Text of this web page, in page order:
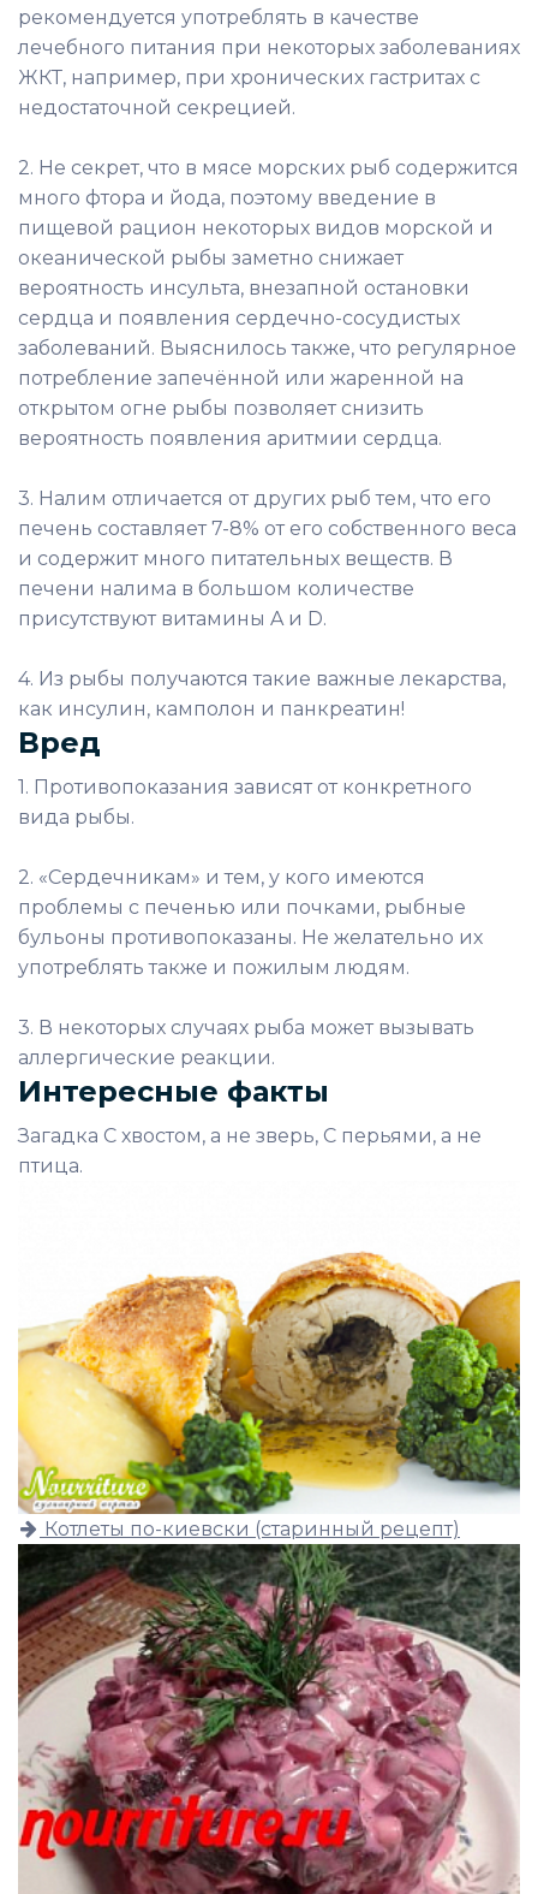
рекомендуется употреблять в качестве
лечебного питания при некоторых заболеваниях
ЖКТ, например, при хронических гастритах с
недостаточной секрецией.
2. Не секрет, что в мясе морских рыб содержится
много фтора и йода, поэтому введение в
пищевой рацион некоторых видов морской и
океанической рыбы заметно снижает
вероятность инсульта, внезапной остановки
сердца и появления сердечно-сосудистых
заболеваний. Выяснилось также, что регулярное
потребление запечённой или жаренной на
открытом огне рыбы позволяет снизить
вероятность появления аритмии сердца.
3. Налим отличается от других рыб тем, что его
печень составляет 7-8% от его собственного веса
и содержит много питательных веществ. В
печени налима в большом количестве
присутствуют витамины A и D.
4. Из рыбы получаются такие важные лекарства,
как инсулин, камполон и панкреатин!
Вред
1. Противопоказания зависят от конкретного
вида рыбы.
2. «Сердечникам» и тем, у кого имеются
проблемы с печенью или почками, рыбные
бульоны противопоказаны. Не желательно их
употреблять также и пожилым людям.
3. В некоторых случаях рыба может вызывать
аллергические реакции.
Интересные факты
Загадка С хвостом, а не зверь, С перьями, а не
птица.
Котлеты по-киевски (старинный рецепт)